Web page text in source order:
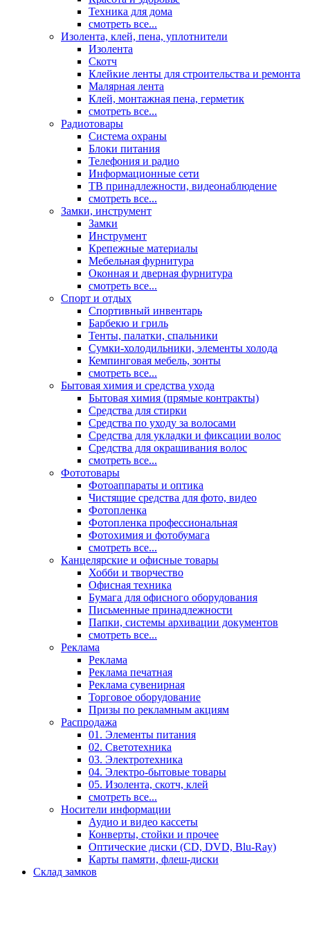
Техника для дома
смотреть все...
Изолента, клей, пена, уплотнители
Изолента
Скотч
Клейкие ленты для строительства и ремонта
Малярная лента
Клей, монтажная пена, герметик
смотреть все...
Радиотовары
Система охраны
Блоки питания
Телефония и радио
Информационные сети
ТВ принадлежности, видеонаблюдение
смотреть все...
Замки, инструмент
Замки
Инструмент
Крепежные материалы
Мебельная фурнитура
Оконная и дверная фурнитура
смотреть все...
Спорт и отдых
Спортивный инвентарь
Барбекю и гриль
Тенты, палатки, спальники
Сумки-холодильники, элементы холода
Кемпинговая мебель, зонты
смотреть все...
Бытовая химия и средства ухода
Бытовая химия (прямые контракты)
Средства для стирки
Средства по уходу за волосами
Средства для укладки и фиксации волос
Средства для окрашивания волос
смотреть все...
Фототовары
Фотоаппараты и оптика
Чистящие средства для фото, видео
Фотопленка
Фотопленка профессиональная
Фотохимия и фотобумага
смотреть все...
Канцелярские и офисные товары
Хобби и творчество
Офисная техника
Бумага для офисного оборудования
Письменные принадлежности
Папки, системы архивации документов
смотреть все...
Реклама
Реклама
Реклама печатная
Реклама сувенирная
Торговое оборудование
Призы по рекламным акциям
Распродажа
01. Элементы питания
02. Светотехника
03. Электротехника
04. Электро-бытовые товары
05. Изолента, скотч, клей
смотреть все...
Носители информации
Аудио и видео кассеты
Конверты, стойки и прочее
Оптические диски (CD, DVD, Blu-Ray)
Карты памяти, флеш-диски
Склад замков